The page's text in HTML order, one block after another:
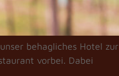
behagliches Hotel zur
vorbei. Dabei